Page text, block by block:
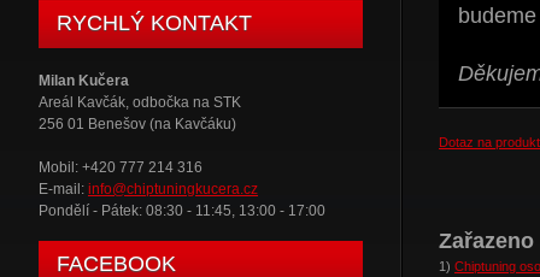
RYCHLÝ KONTAKT
Milan Kučera
Areál Kavčák, odbočka na STK
256 01 Benešov (na Kavčáku)
Mobil: +420 777 214 316
E-mail: info@chiptuningkucera.cz
Pondělí - Pátek: 08:30 - 11:45, 13:00 - 17:00
FACEBOOK
Dotaz na produkt
1) Chiptuning